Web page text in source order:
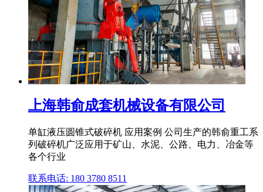
上海韩俞成套机械设备有限公司
单缸液压圆锥式破碎机 应用案例 公司生产的韩俞重工系
列破碎机广泛应用于矿山、水泥、公路、电力、冶金等
各个行业
联系电话: 180 3780 8511